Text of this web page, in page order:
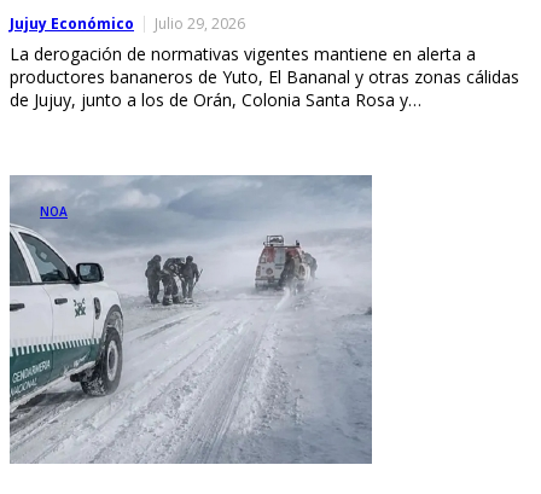
Jujuy Económico Julio 29, 2026
La derogación de normativas vigentes mantiene en alerta a
productores bananeros de Yuto, El Bananal y otras zonas cálidas
de Jujuy, junto a los de Orán, Colonia Santa Rosa y…
NOA